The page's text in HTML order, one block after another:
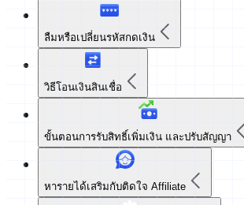
ลืมหรือเปลี่ยนรหัสกดเงิน
วิธีโอนเงินสินเชื่อ
ขั้นตอนการรับสิทธิ์เพิ่มเงิน และปรับสัญญา
หารายได้เสริมกับติดใจ Affiliate